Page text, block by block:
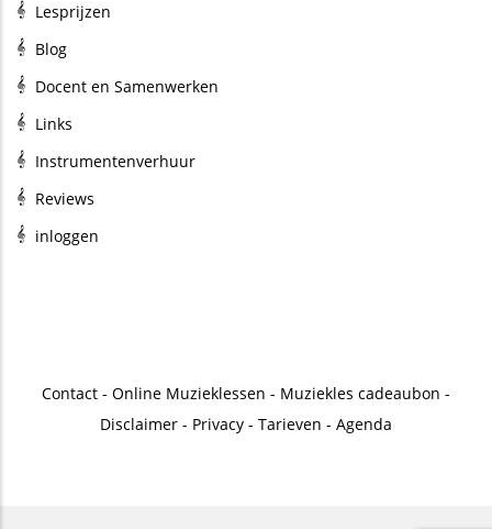
Lesprijzen
Blog
Docent en Samenwerken
Links
Instrumentenverhuur
Reviews
inloggen
Contact - Online Muzieklessen - Muziekles cadeaubon -
Disclaimer - Privacy - Tarieven - Agenda